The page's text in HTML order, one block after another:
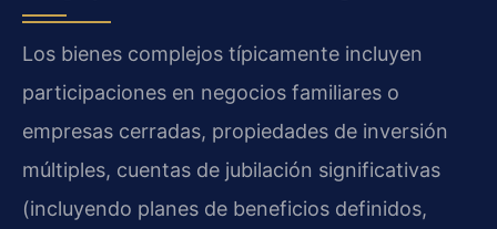
Los bienes complejos típicamente incluyen
participaciones en negocios familiares o
empresas cerradas, propiedades de inversión
múltiples, cuentas de jubilación significativas
(incluyendo planes de beneficios definidos,